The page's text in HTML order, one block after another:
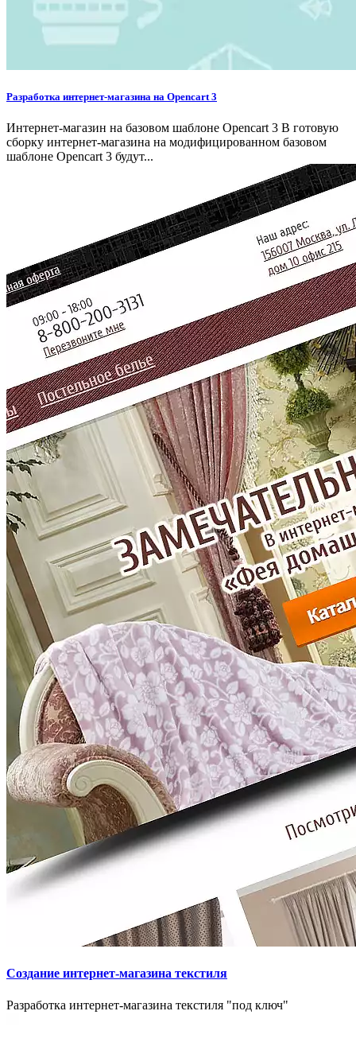
Разработка интернет-магазина на Opencart 3
Интернет-магазин на базовом шаблоне Opencart 3 В готовую
сборку интернет-магазина на модифицированном базовом
шаблоне Opencart 3 будут...
Создание интернет-магазина текстиля
Разработка интернет-магазина текстиля "под ключ"